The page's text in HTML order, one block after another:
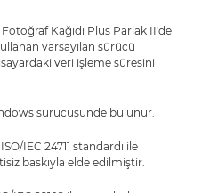
Fotoğraf Kağıdı Plus Parlak II'de
varsayılan sürücü
veri işleme süresini
sürücüsünde bulunur.
IEC 24711 standardı ile
baskıyla elde edilmiştir.